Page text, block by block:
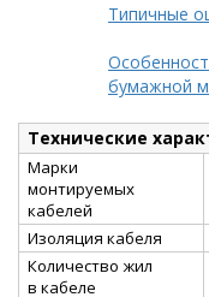
Типичные
бумажной
Технические
Марки
монтируемых
кабелей
Изоляция кабеля
Количество жил
в кабеле